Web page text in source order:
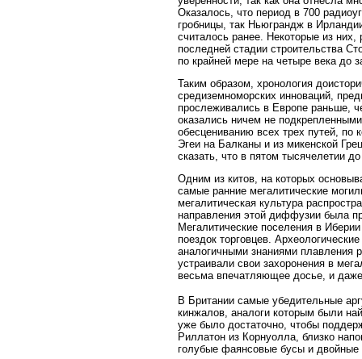
Оказалось, что период в 700
гробницы, так Ньюграндж в
считалось ранее. Некоторые из
последней стадии строительства
по крайней мере на четыре века до
Таким образом, хронология
средиземноморских инноваций,
прослеживались в Европе раньше,
оказались ничем не
обесцениванию всех трех путей,
Эгеи на Балканы и из микенской
сказать, что в пятом тысячелетии
Одним из китов, на которых
самые ранние мегалитические
мегалитическая культура
направления этой диффузии была
Мегалитические поселения в
поездок торговцев.
аналогичными знаниями плавления
устраивали свои захоронения в
весьма впечатляющее досье, и
В Британии самые убедительные
кинжалов, аналоги которым были
уже было достаточно, чтобы
Риллатон из Корнуолла, близко
голубые фаянсовые бусы и двойные